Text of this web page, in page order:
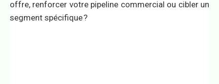
offre, renforcer votre pipeline commercial ou cibler un
segment spécifique ?